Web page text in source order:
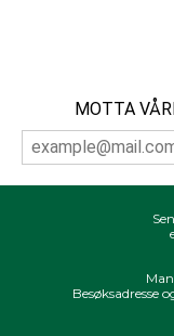
MOTTA
Besøksadresse